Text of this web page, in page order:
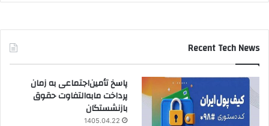
Recent Tech News
پاسخ تأمین‌اجتماعی به زمان
پرداخت مابه‌التفاوت حقوق
بازنشستگان
1405.04.22